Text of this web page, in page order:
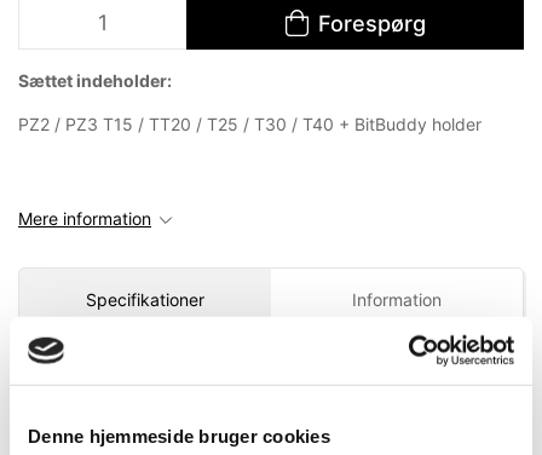
Denne hjemmeside bruger cookies
Forespørg
Sættet indeholder:
PZ2 / PZ3 T15 / TT20 / T25 / T30 / T40 + BitBuddy holder
Mere information
Specifikationer Information
DB.nr. 2358322
EAN-nr. 4010995421182